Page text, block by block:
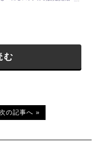
む
の記事へ »